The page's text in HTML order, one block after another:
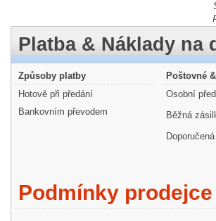
Platba & Náklady na
Způsoby platby
Hotově při předání
Bankovním převodem
Poštovné
Osobní
Běžná
Podmínky prodejce